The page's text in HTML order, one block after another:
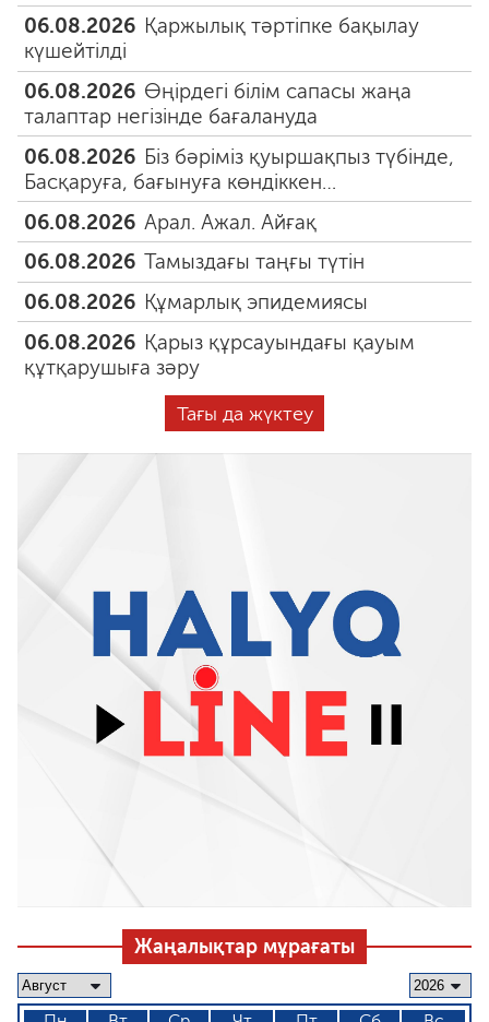
06.08.2026 Қаржылық тәртіпке бақылау
күшейтілді
06.08.2026 Өңірдегі білім сапасы жаңа
талаптар негізінде бағалануда
06.08.2026 Біз бәріміз қуыршақпыз түбінде,
Басқаруға, бағынуға көндіккен…
06.08.2026 Арал. Ажал. Айғақ
06.08.2026 Тамыздағы таңғы түтін
06.08.2026 Құмарлық эпидемиясы
06.08.2026 Қарыз құрсауындағы қауым
құтқарушыға зәру
Тағы да жүктеу
Жаңалықтар мұрағаты